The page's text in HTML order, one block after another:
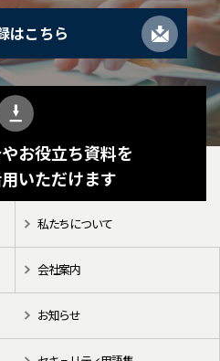
はこちら
お役立ち資料を
いただけます
私たちについて
会社案内
お知らせ